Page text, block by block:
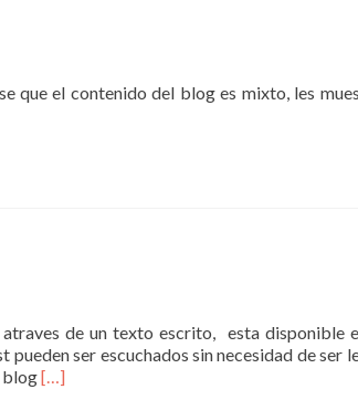
que el contenido del blog es mixto, les
de un texto escrito, esta disponible
ser escuchados sin necesidad de ser
blogLeer
[…]